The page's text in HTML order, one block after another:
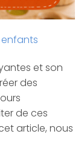
et son
des
de ces
article, nous